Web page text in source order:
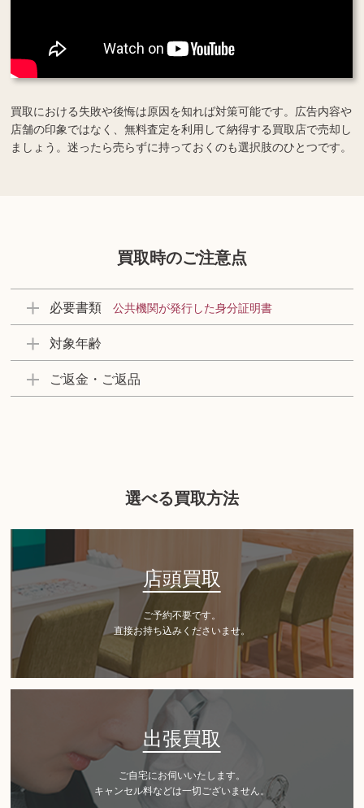
買取における失敗や後悔は原因を知れば対策可能です。広告内容や
店舗の印象ではなく、無料査定を利用して納得する買取店で売却し
ましょう。迷ったら売らずに持っておくのも選択肢のひとつです。
買取時のご注意点
必要書類 公共機関が発行した身分証明書
対象年齢
ご返金・ご返品
選べる買取方法
店頭買取
ご予約不要です。
直接お持ち込みくださいませ。
出張買取
ご自宅にお伺いいたします。
キャンセル料などは一切ございません。